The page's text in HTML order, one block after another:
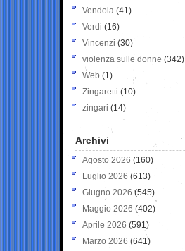
Vendola (41)
Verdi (16)
Vincenzi (30)
violenza sulle donne (342)
Web (1)
Zingaretti (10)
zingari (14)
Archivi
Agosto 2026 (160)
Luglio 2026 (613)
Giugno 2026 (545)
Maggio 2026 (402)
Aprile 2026 (591)
Marzo 2026 (641)